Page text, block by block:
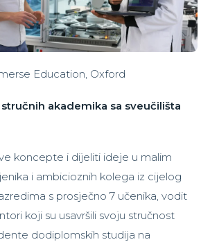
Education, Oxford
akademika sa sveučilišta
koncepte i dijeliti ideje u malim
i ambicioznih kolega iz cijelog
s prosječno 7 učenika, vodit
koji su usavršili svoju stručnost
dodiplomskih studija na